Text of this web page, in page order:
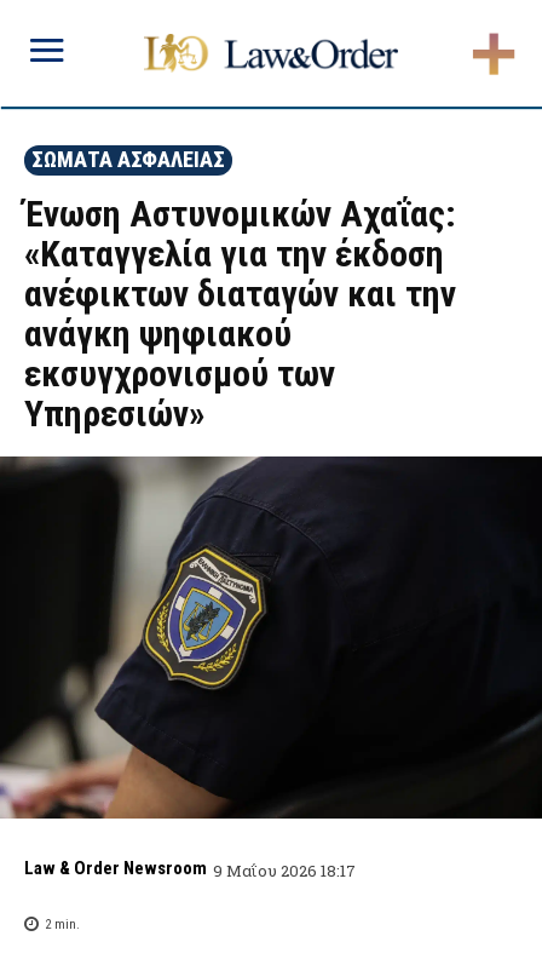
ΣΩΜΑΤΑ ΑΣΦΑΛΕΙΑΣ
Ένωση Αστυνομικών Αχαΐας:
«Καταγγελία για την έκδοση
ανέφικτων διαταγών και την
ανάγκη ψηφιακού
εκσυγχρονισμού των
Υπηρεσιών»
Law & Order Newsroom 9 Μαΐου 2026 18:17
2min.